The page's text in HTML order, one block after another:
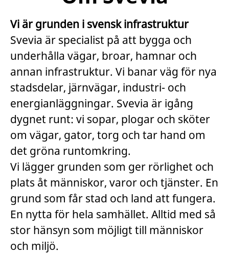
Vi är grunden i svensk infrastruktur
Svevia är specialist på att bygga och
underhålla vägar, broar, hamnar och
annan infrastruktur. Vi banar väg för nya
stadsdelar, järnvägar, industri- och
energianläggningar. Svevia är igång
dygnet runt: vi sopar, plogar och sköter
om vägar, gator, torg och tar hand om
det gröna runtomkring.
Vi lägger grunden som ger rörlighet och
plats åt människor, varor och tjänster. En
grund som får stad och land att fungera.
En nytta för hela samhället. Alltid med så
stor hänsyn som möjligt till människor
och miljö.